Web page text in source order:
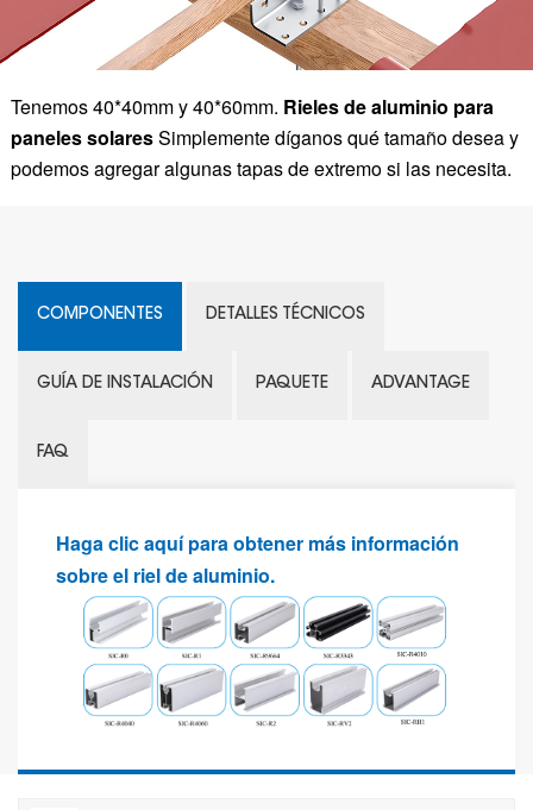
Tenemos 40*40mm y 40*60mm. Rieles de aluminio para
paneles solaresSimplemente díganos qué tamaño desea y
podemos agregar algunas tapas de extremo si las necesita.
COMPONENTES DETALLES TÉCNICOS
GUÍA DE INSTALACIÓN PAQUETE ADVANTAGE
FAQ
Haga clic aquí para obtener más información
sobre el riel de aluminio.